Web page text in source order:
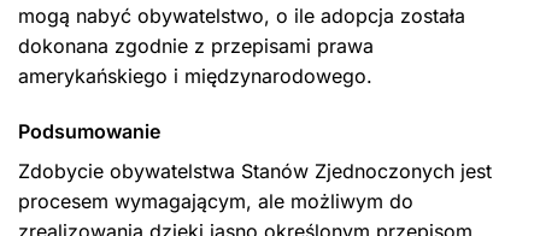
mogą nabyć obywatelstwo, o ile adopcja została
dokonana zgodnie z przepisami prawa
amerykańskiego i międzynarodowego.
Podsumowanie
Zdobycie obywatelstwa Stanów Zjednoczonych jest
procesem wymagającym, ale możliwym do
zrealizowania dzięki jasno określonym przepisom